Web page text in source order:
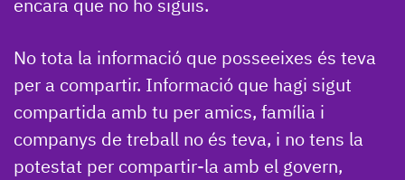
encara que no ho siguis.
No tota la informació que posseeixes és teva
per a compartir. Informació que hagi sigut
compartida amb tu per amics, família i
companys de treball no és teva, i no tens la
potestat per compartir-la amb el govern,